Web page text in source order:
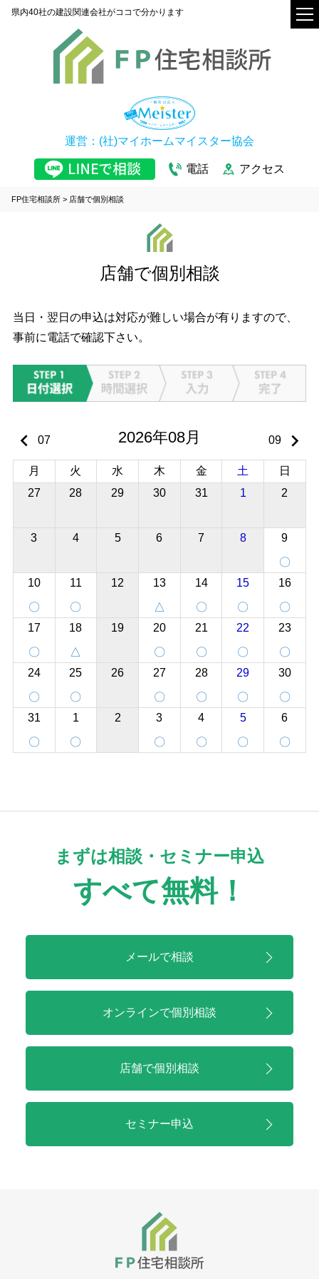
県内40社の建設関連会社がココで分かります
運営：(社)マイホームマイスター協会
電話 アクセス
FP住宅相談所 > 店舗で個別相談
店舗で個別相談
当日・翌日の申込は対応が難しい場合が有りますので、
事前に電話で確認下さい。
keyboard_arrow_left 07 2026年08月 09 keyboard_arrow_right
月 火 水 木 金 土
日
27
28 29 30 31 1 2
3 4 5 6 7 8 9
〇
10
〇
11
〇
12 13
△
14
〇
15
〇
16
〇
17
〇
18
△
19 20
〇
21
〇
22
〇
23
〇
24
〇
25
〇
26 27
〇
28
〇
29
〇
30
〇
31
〇
1
〇
2 3
〇
4
〇
5
〇
6
〇
まずは相談・セミナー申込
すべて無料！
メールで相談
オンラインで個別相談
店舗で個別相談
セミナー申込